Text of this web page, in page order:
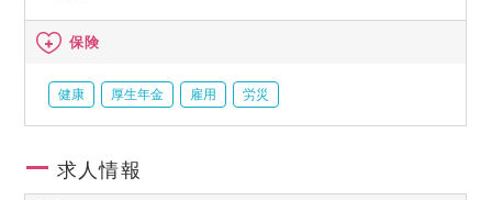
保険
健康 厚生年金 雇用 労災
求人情報